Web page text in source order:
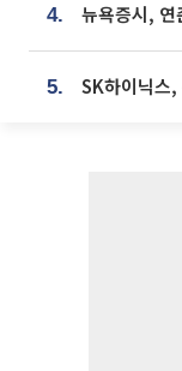
4.
5.